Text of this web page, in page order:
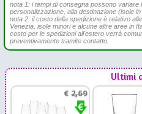
nota 1: i tempi di consegna possono variare
personalizzazione, alla destinazione (isole
nota 2: il costo della spedizione è relativo
Venezia, isole minori e alcune altre aree in
costo per le spedizioni all'estero verrà
preventivamente tramite contatto.
Ultimi
€2,69